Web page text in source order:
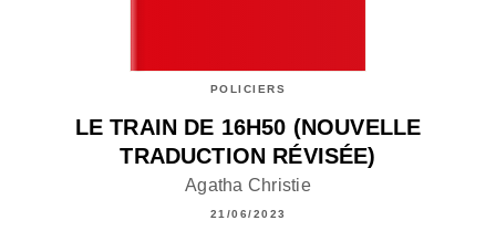
POLICIERS
LE TRAIN DE 16H50 (NOUVELLE
TRADUCTION RÉVISÉE)
Agatha Christie
21/06/2023